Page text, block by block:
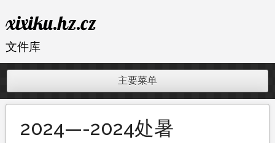
至
内
xixiku.hz.cz
文件库
主要菜单
2024—-2024处暑